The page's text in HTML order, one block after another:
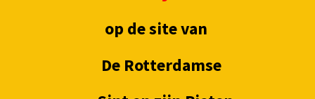
op de site van
De Rotterdamse